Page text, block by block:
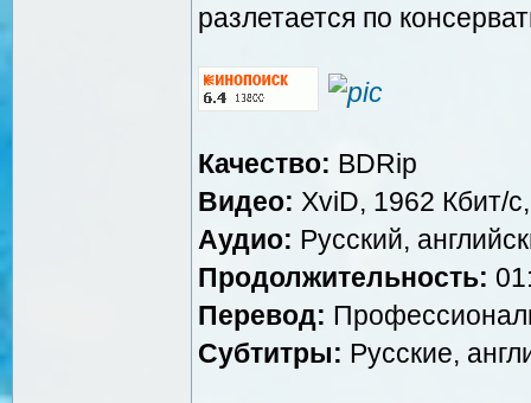
разлетается по
Качество: BDRip
Видео: XviD, 1962 Кбит/
Аудио: Русский,
Продолжительность:
Перевод:
Субтитры: Русские,